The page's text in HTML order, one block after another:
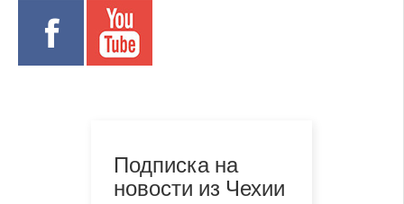
Подписка на
новости из Чехии